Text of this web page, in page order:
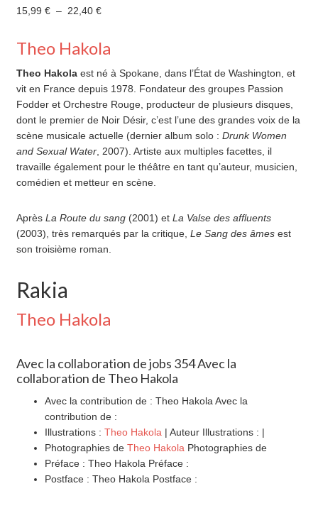
15,99 € – 22,40 €Plage
prix :
15,99 €
à
22,40 €
Theo Hakola
Theo Hakolaest né à Spokane, dans l’État de Washington, et
vit en France depuis 1978. Fondateur des groupes Passion
Fodder et Orchestre Rouge, producteur de plusieurs disques,
dont le premier de Noir Désir, c’est l’une des grandes voix de la
scène musicale actuelle (dernier album solo : Drunk Women
and Sexual Water, 2007). Artiste aux multiples facettes, il
travaille également pour le théâtre en tant qu’auteur, musicien,
comédien et metteur en scène.
Après La Route du sang(2001) et La Valse des affluents
(2003), très remarqués par la critique, Le Sang des âmesest
son troisième roman.
Rakia
Theo Hakola
Avec la collaboration de jobs 354 Avec la
collaboration de Theo Hakola
Avec la contribution de : Theo Hakola Avec la
contribution de :
Illustrations : Theo Hakola | Auteur Illustrations : |
Photographies de Theo Hakola Photographies de
Préface : Theo Hakola Préface :
Postface : Theo Hakola Postface :